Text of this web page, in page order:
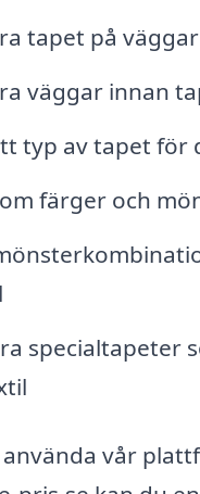
tapet på
väggar innan
typ av tapet för
färger och
specialtapeter
vår